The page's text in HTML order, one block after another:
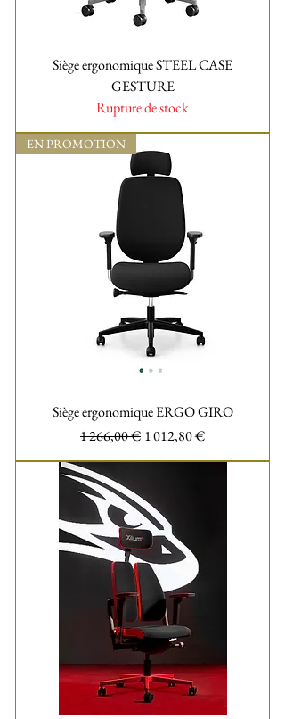
Siège ergonomique STEEL CASE
GESTURE
Rupture de stock
EN PROMOTION
Siège ergonomique ERGO GIRO
Prix original
1 266,00 € Prix promotionnel
1 012,80 €